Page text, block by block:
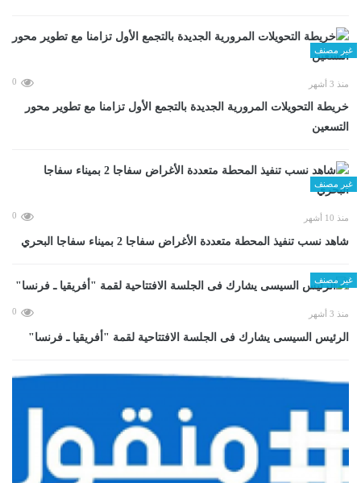
غير مصنف
منذ 3 أشهر 0
خريطة التحويلات المرورية الجديدة بالتجمع الأول تزامنا مع تطوير محور
التسعين
غير مصنف
منذ 10 أشهر 0
شاهد نسب تنفيذ المحطة متعددة الأغراض سفاجا 2 بميناء سفاجا البحري
غير مصنف
منذ 3 أشهر 0
الرئيس السيسى يشارك فى الجلسة الافتتاحية لقمة "أفريقيا ـ فرنسا"